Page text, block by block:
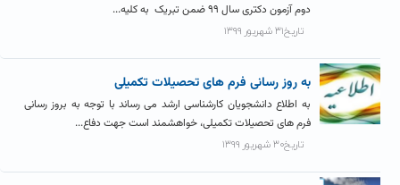
دوم آزمون دکتری سال ۹۹ ضمن تبریک به کلیه...
تاریخ۳۱ شهریور ۱۳۹۹
به روز رسانی فرم های تحصیلات تکمیلی
به اطلاع دانشجویان کارشناسی ارشد می رساند با توجه به بروز رسانی
فرم های تحصیلات تکمیلی، خواهشمند است جهت دفاع...
تاریخ۳۰ شهریور ۱۳۹۹